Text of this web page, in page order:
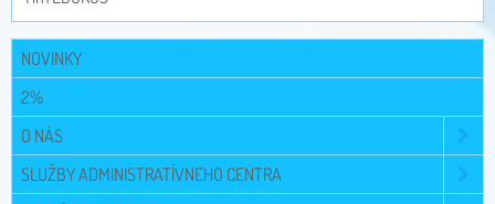
NOVINKY
2%
O NÁS
SLUŽBY ADMINISTRATÍVNEHO CENTRA